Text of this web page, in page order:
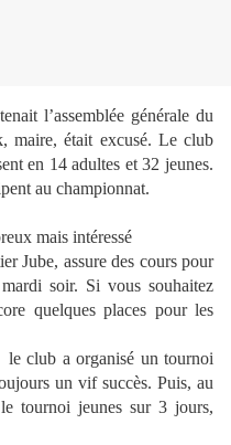
l’assemblée générale du
maire, était excusé. Le club
en 14 adultes et 32 jeunes.
au championnat.
mais intéressé
Jube, assure des cours pour
soir. Si vous souhaitez
quelques places pour les
le club a organisé un tournoi
un vif succès. Puis, au
tournoi jeunes sur 3 jours,